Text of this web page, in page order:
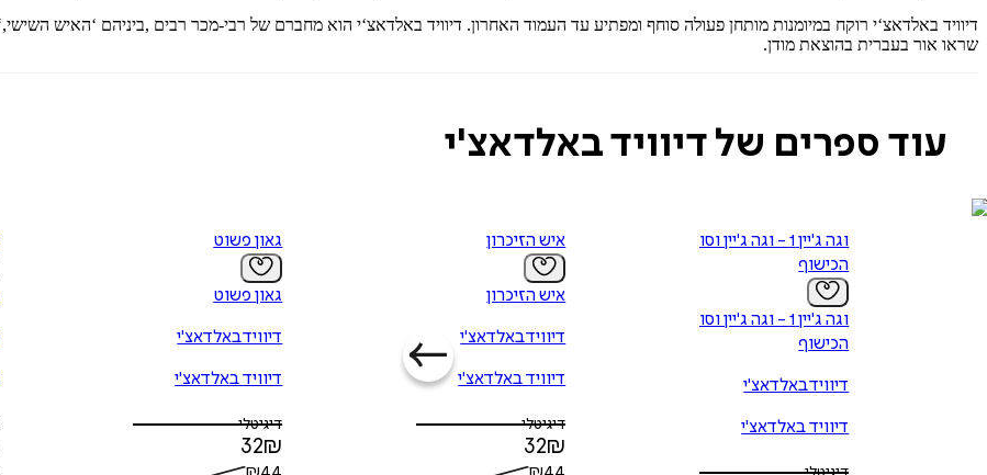
‬שראו‭ ‬אור‭ ‬בעברית‭ ‬בהוצאת‭ ‬מודן‭.‬
עוד ספרים של דיוויד באלדאצ'י
וגה ג'יין 1 - וגה ג'יין וסודות
הכישוף
וגה ג'יין 1 - וגה ג'יין וסודות
הכישוף
דיוויד באלדאצ'י
דיוויד באלדאצ'י
איש הזיכרון
איש הזיכרון
דיוויד באלדאצ'י
דיוויד באלדאצ'י
דיגיטלי
32₪
גאון פשוט
גאון פשוט
דיוויד באלדאצ'י
דיוויד באלדאצ'י
דיגיטלי
32₪